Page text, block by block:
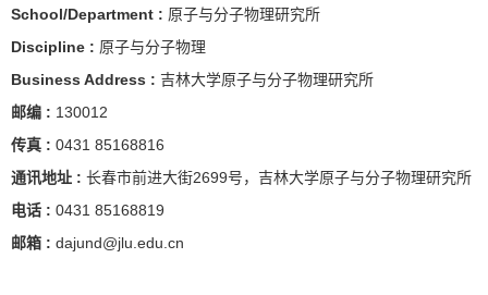
School/Department : 原子与分子物理研究所
Discipline : 原子与分子物理
Business Address : 吉林大学原子与分子物理研究所
邮编 : 130012
传真 : 0431 85168816
通讯地址 : 长春市前进大街2699号，吉林大学原子与分子物理研究所
电话 : 0431 85168819
邮箱 : dajund@jlu.edu.cn